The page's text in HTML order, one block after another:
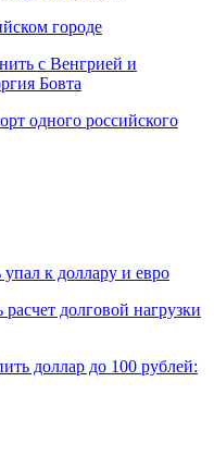
городе
с Венгрией и
Бовта
одного российского
к доллару и евро
долговой нагрузки
доллар до 100 рублей: